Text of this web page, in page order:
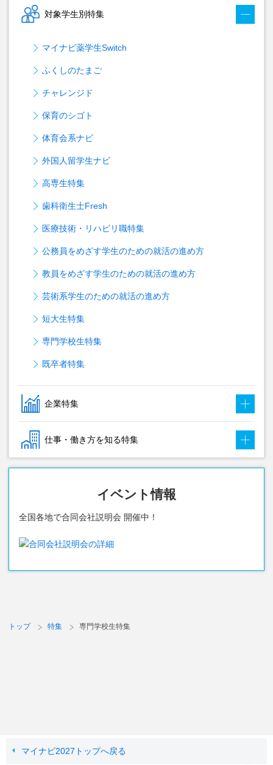
対象学生別特集
マイナビ薬学生Switch
ふくしのたまご
チャレンジド
保育のシゴト
体育会系ナビ
外国人留学生ナビ
高専生特集
歯科衛生士Fresh
医療技術・リハビリ職特集
公務員をめざす学生のための就活の進め方
教員をめざす学生のための就活の進め方
芸術系学生のための就活の進め方
短大生特集
専門学校生特集
既卒者特集
企業特集
仕事・働き方を知る特集
イベント情報
全国各地で合同会社説明会 開催中！
トップ 特集 専門学校生特集
マイナビ2027トップへ戻る